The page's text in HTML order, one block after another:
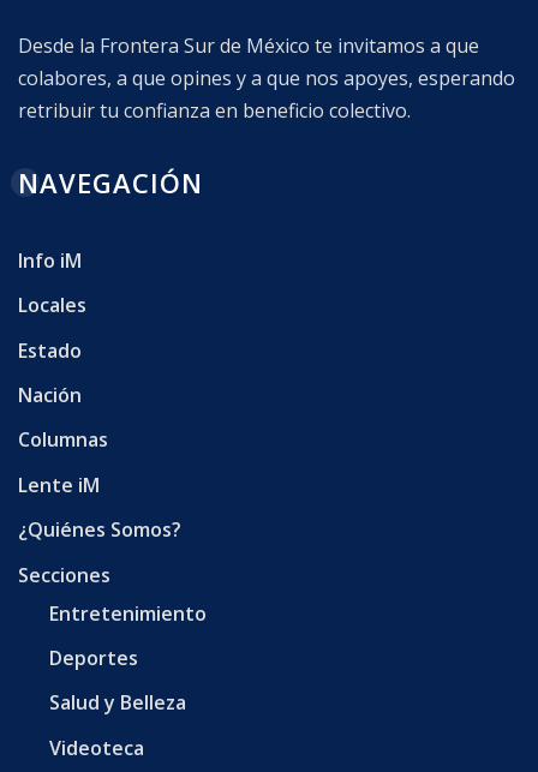
Desde la Frontera Sur de México te invitamos a que
colabores, a que opines y a que nos apoyes, esperando
retribuir tu confianza en beneficio colectivo.
NAVEGACIÓN
Info iM
Locales
Estado
Nación
Columnas
Lente iM
¿Quiénes Somos?
Secciones
Entretenimiento
Deportes
Salud y Belleza
Videoteca